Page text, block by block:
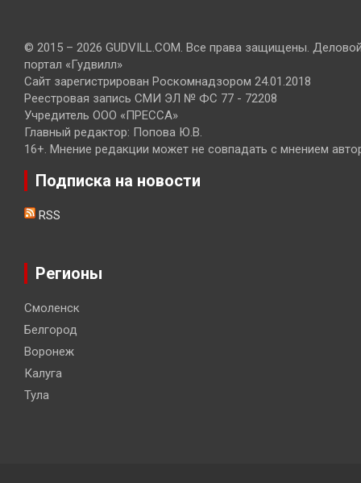
© 2015 – 2026 GUDVILL.COM. Все права защищены.
портал «Гудвилл»
Сайт зарегистрирован Роскомнадзором 24.01.2018
Реестровая запись СМИ ЭЛ № ФС 77 - 72208
Учредитель ООО «ПРЕССА»
Главный редактор: Попова Ю.В.
16+. Мнение редакции может не совпадать с мнением
Подписка на новости
RSS
Регионы
Смоленск
Белгород
Воронеж
Калуга
Тула